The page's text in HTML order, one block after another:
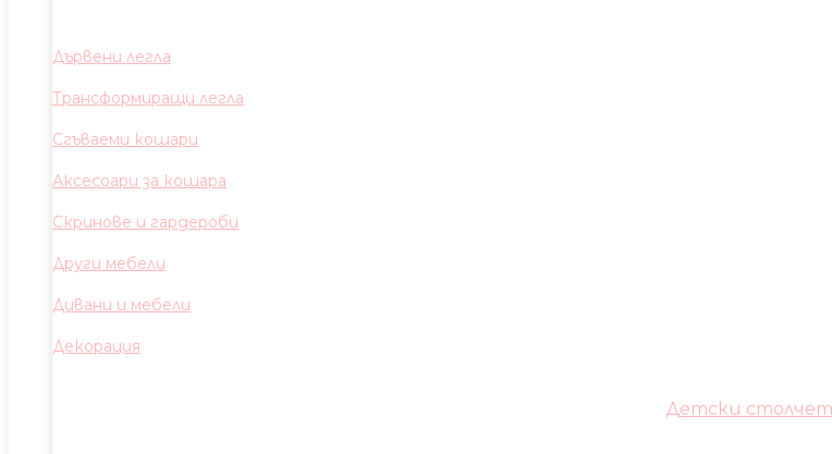
Дървени легла
Трансформиращи легла
Сгъваеми кошари
Аксесоари за кошара
Скринове и гардероби
Други мебели
Дивани и мебели
Декорация
Детски